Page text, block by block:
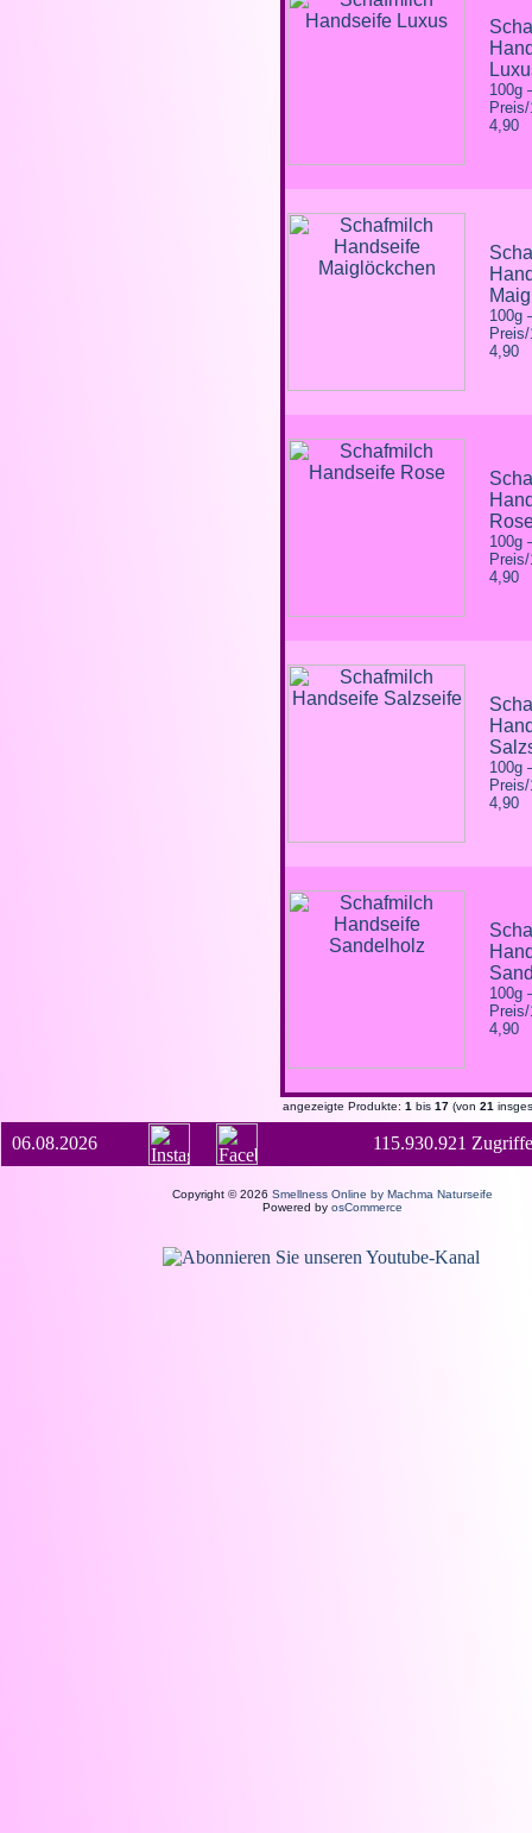
100g
4,90
100g
4,90
100g
4,90
100g
4,90
100g
4,90
angezeigte Produkte: 1 bis 17 (von 21
06.08.2026 115.930.921
Copyright © 2026 Smellness Online by Machma Naturseife
Powered by osCommerce